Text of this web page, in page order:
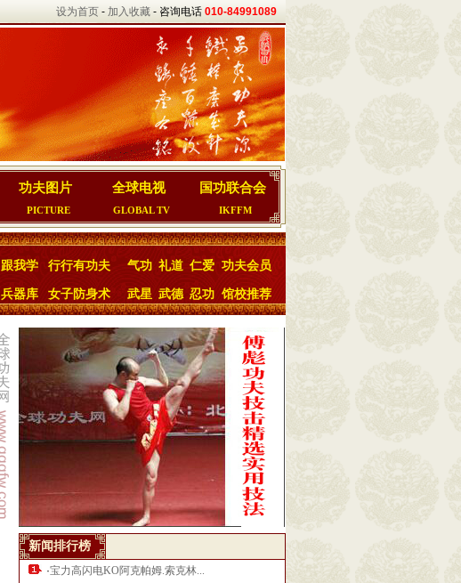
设为首页 - 加入收藏 - 咨询电话 010-84991089
功夫图片
PICTURE
全球电视
GLOBAL TV
国功联合会
IKFFM
跟我学 行行有功夫 气功 礼道 仁爱 功夫会员
兵器库 女子防身术 武星 武德 忍功 馆校推荐
新闻排行榜
·宝力高闪电KO阿克帕姆.索克林...